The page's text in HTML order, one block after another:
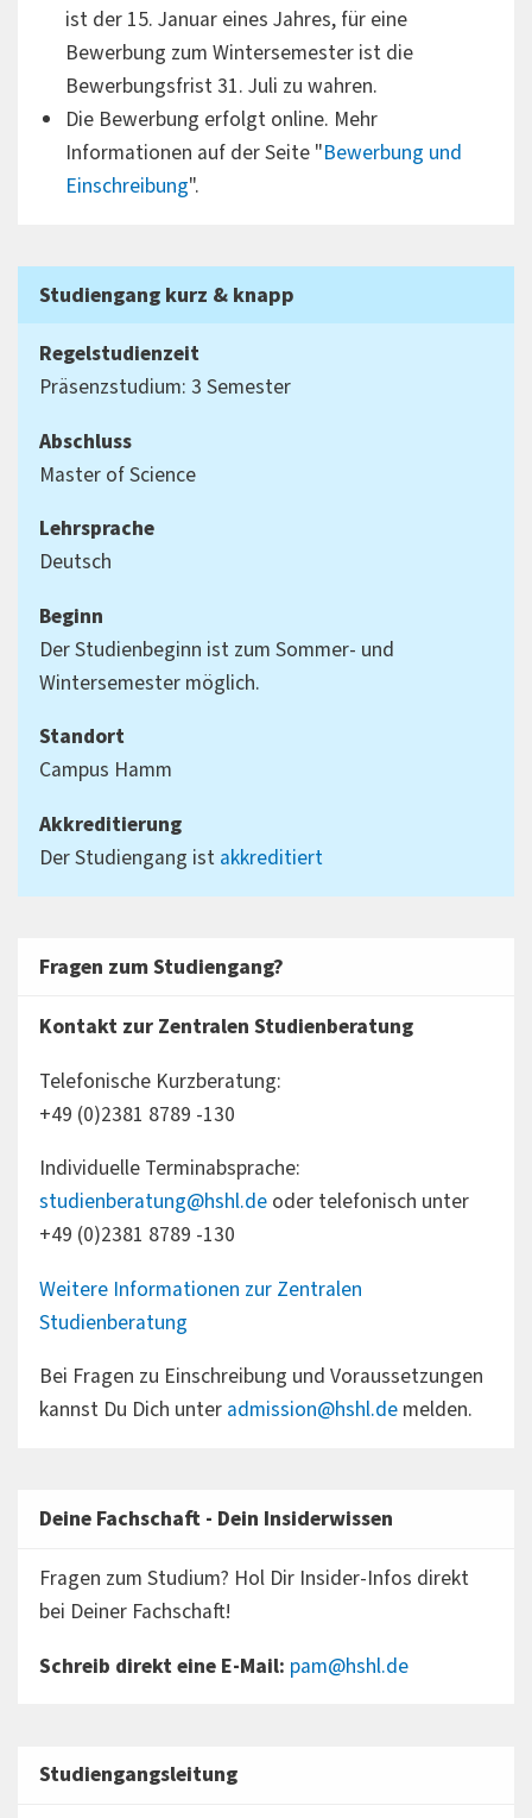
ist der 15. Januar eines Jahres, für eine
Bewerbung zum Wintersemester ist die
Bewerbungsfrist 31. Juli zu wahren.
Die Bewerbung erfolgt online. Mehr
Informationen auf der Seite "Bewerbung und
Einschreibung".
Studiengang kurz & knapp
Regelstudienzeit
Präsenzstudium: 3 Semester
Abschluss
Master of Science
Lehrsprache
Deutsch
Beginn
Der Studienbeginn ist zum Sommer- und
Wintersemester möglich.
Standort
Campus Hamm
Akkreditierung
Der Studiengang ist akkreditiert
Fragen zum Studiengang?
Kontakt zur Zentralen Studienberatung
Telefonische Kurzberatung:
+49 (0)2381 8789 -130
Individuelle Terminabsprache:
studienberatung@hshl.deoder telefonisch unter
+49 (0)2381 8789 -130
Weitere Informationen zur Zentralen
Studienberatung
Bei Fragen zu Einschreibung und Voraussetzungen
kannst Du Dich unter admission@hshl.demelden.
Deine Fachschaft - Dein Insiderwissen
Fragen zum Studium? Hol Dir Insider-Infos direkt
bei Deiner Fachschaft!
Schreib direkt eine E-Mail: pam@hshl.de
Studiengangsleitung